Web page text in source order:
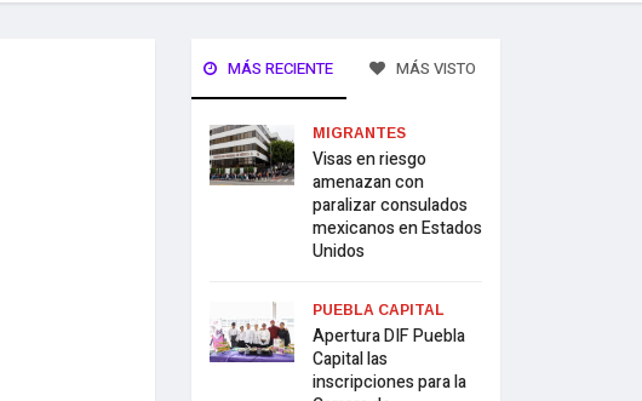
MÁS RECIENTE MÁS VISTO
MIGRANTES
Visas en riesgo
amenazan con
paralizar consulados
mexicanos en Estados
Unidos
PUEBLA CAPITAL
Apertura DIF Puebla
Capital las
inscripciones para la